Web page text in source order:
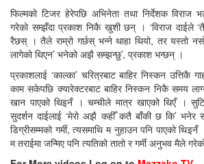
फिल्मको टिजर हेरेपछि अभिनेता तथा निर्देशक विराज
गरेको सम्झँदा प्रकाश निकै खुशी छन् । ‘विराज दाईले
रैछस् । तैले राम्रो गर्छस् भन्ने थाहा थियो, तर यस्तो
लागेको थिएन’ भनेको अझै सम्झन्छु’, प्रकाश भन्छन् ।
प्रकाशलाई ‘काल्का’ चरित्रबाट बाहिर निस्कन उत्तिकै
काम सकेपछि क्यारेक्टरबाट बाहिर निस्कन निकै समय
खान पाएको थिइनँ । चम्चीले मात्र खाएको थिएँ ।
सुदर्शन दाईलाई ‘मेरो अझै कहीँ कतै बाँकी छ कि’ भनेर
डिग्रीसम्मको गर्मी, त्यसमाथि म नुहाउन पनि पाएको
म तराईमा जन्मिए पनि त्यतिको तातो र गर्मी अनुभव मैले